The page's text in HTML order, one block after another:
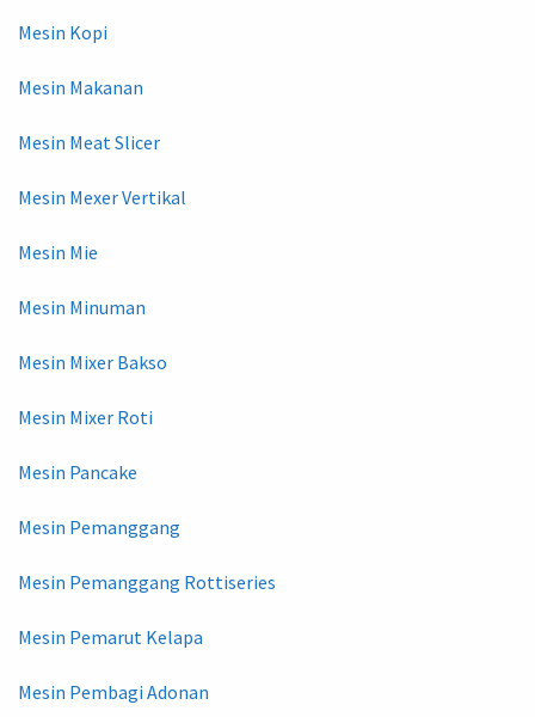
Mesin Kopi
Mesin Makanan
Mesin Meat Slicer
Mesin Mexer Vertikal
Mesin Mie
Mesin Minuman
Mesin Mixer Bakso
Mesin Mixer Roti
Mesin Pancake
Mesin Pemanggang
Mesin Pemanggang Rottiseries
Mesin Pemarut Kelapa
Mesin Pembagi Adonan